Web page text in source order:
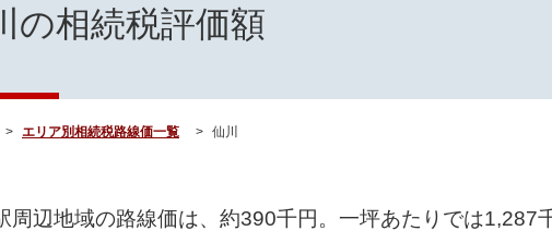
の相続税評価額
エリア別相続税路線価一覧 仙川
周辺地域の路線価は、約390千円。一坪あたりでは1,287